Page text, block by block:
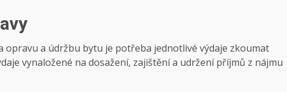
opravu a údržbu bytu je potřeba jednotlivé výdaje zkoumat
vynaložené na dosažení, zajištění a udržení příjmů z nájmu